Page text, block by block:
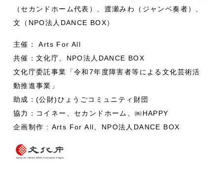
（セカンドホーム代表）、渡瀬みわ（ジャンベ奏者）、
文（NPO法人DANCE BOX）
主催： Arts For All
共催：文化庁、NPO法人DANCE BOX
文化庁委託事業「令和7年度障害者等による文化芸術活
動推進事業」
助成：(公財)ひょうごコミュニティ財団
協力：コイネー、セカンドホーム、㈱HAPPY
企画制作 : Arts For All、NPO法人DANCE BOX